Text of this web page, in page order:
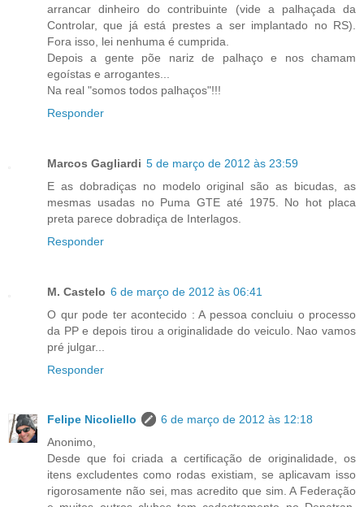
arrancar dinheiro do contribuinte (vide a palhaçada da
Controlar, que já está prestes a ser implantado no RS).
Fora isso, lei nenhuma é cumprida.
Depois a gente põe nariz de palhaço e nos chamam
egoístas e arrogantes...
Na real "somos todos palhaços"!!!
Responder
Marcos Gagliardi 5 de março de 2012 às 23:59
E as dobradiças no modelo original são as bicudas, as
mesmas usadas no Puma GTE até 1975. No hot placa
preta parece dobradiça de Interlagos.
Responder
M. Castelo 6 de março de 2012 às 06:41
O qur pode ter acontecido : A pessoa concluiu o processo
da PP e depois tirou a originalidade do veiculo. Nao vamos
pré julgar...
Responder
Felipe Nicoliello
6 de março de 2012 às 12:18
Anonimo,
Desde que foi criada a certificação de originalidade, os
itens excludentes como rodas existiam, se aplicavam isso
rigorosamente não sei, mas acredito que sim. A Federação